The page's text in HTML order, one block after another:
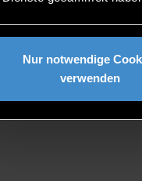
Nur notwendige
verwenden
and become a